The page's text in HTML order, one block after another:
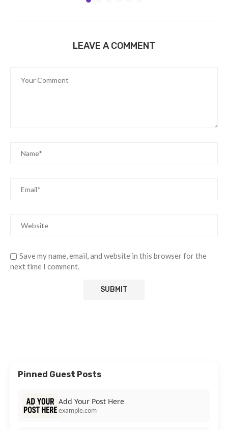
LEAVE A COMMENT
Save my name, email, and website in this browser for the
next time I comment.
Pinned Guest Posts
Add Your Post Here
example.com